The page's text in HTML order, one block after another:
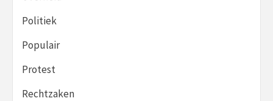
Politiek
Populair
Protest
Rechtzaken